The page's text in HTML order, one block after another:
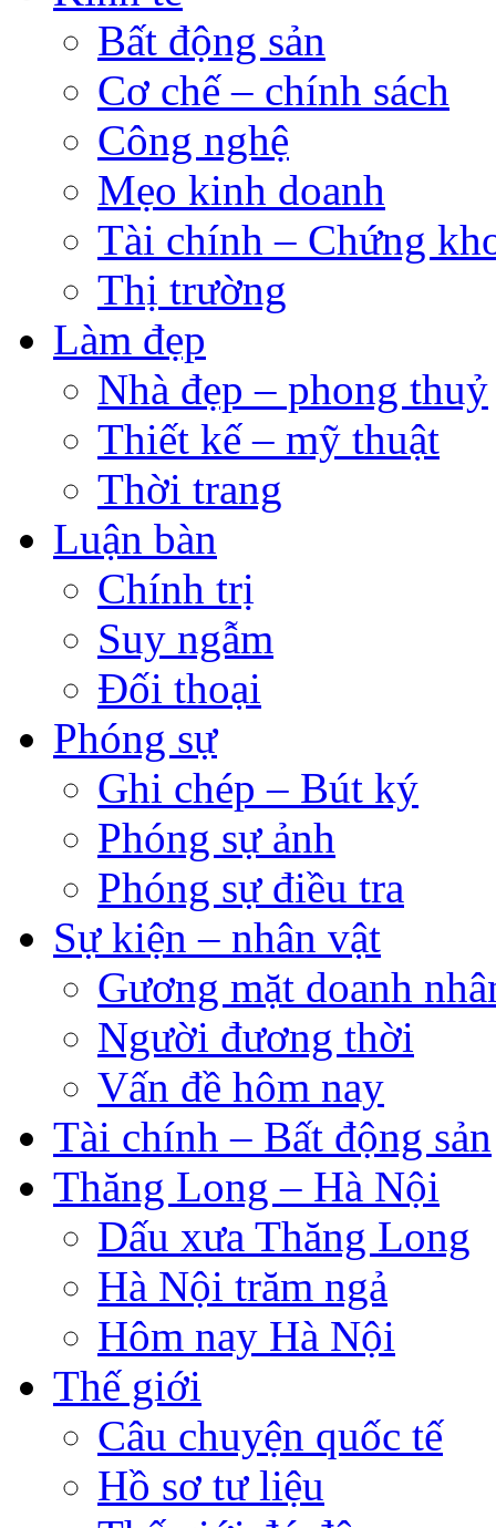
Bất động sản
Cơ chế – chính sách
Công nghệ
Mẹo kinh doanh
Tài chính – Chứng
Thị trường
Làm đẹp
Nhà đẹp – phong thuỷ
Thiết kế – mỹ thuật
Thời trang
Luận bàn
Chính trị
Suy ngẫm
Đối thoại
Phóng sự
Ghi chép – Bút ký
Phóng sự ảnh
Phóng sự điều tra
Sự kiện – nhân vật
Gương mặt doanh
Người đương thời
Vấn đề hôm nay
Tài chính – Bất động sản
Thăng Long – Hà Nội
Dấu xưa Thăng Long
Hà Nội trăm ngả
Hôm nay Hà Nội
Thế giới
Câu chuyện quốc tế
Hồ sơ tư liệu